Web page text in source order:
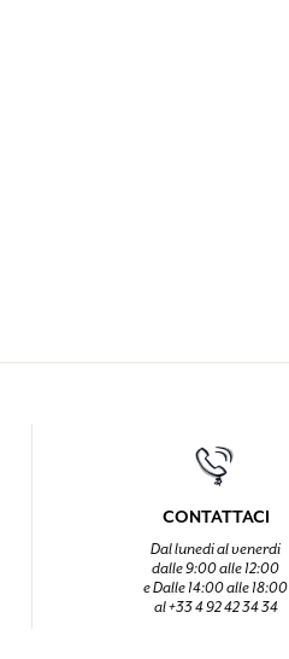
CONTATTACI
Dal lunedi al venerdi
dalle 9:00 alle 12:00
e Dalle 14:00 alle 18:00
al +33 4 92 42 34 34